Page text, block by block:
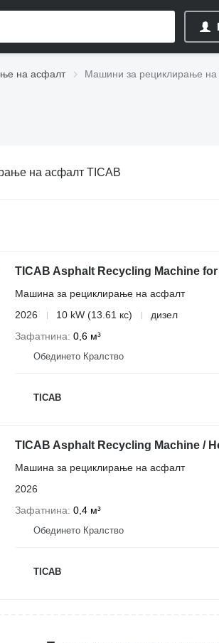
на асфалт Машини за рециклирање на
на асфалт TICAB
TICAB Asphalt Recycling Machine
Машина за рециклирање на асфалт
2026
10 kW (13.61 кс)
дизел
Зафатнина 0,6 м³
Обединето Кралство
TICAB
TICAB Asphalt Recycling Machine /
Машина за рециклирање на асфалт
2026
Зафатнина 0,4 м³
Обединето Кралство
TICAB